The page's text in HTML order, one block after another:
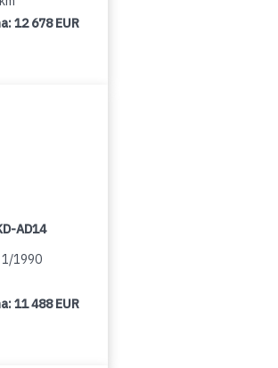
12 678 EUR
AD14
1990
11 488 EUR